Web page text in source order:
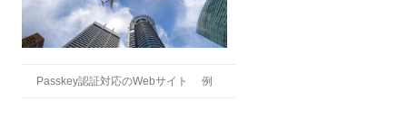
Passkey認証対応のWebサイト 例